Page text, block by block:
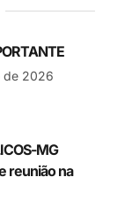
de 2026
MG
reunião na